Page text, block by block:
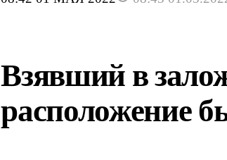
Взявший в
расположение